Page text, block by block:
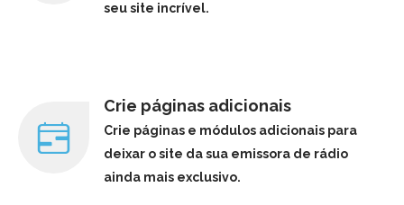
seu site incrível.
Crie páginas adicionais
Crie páginas e módulos adicionais para
deixar o site da sua emissora de rádio
ainda mais exclusivo.